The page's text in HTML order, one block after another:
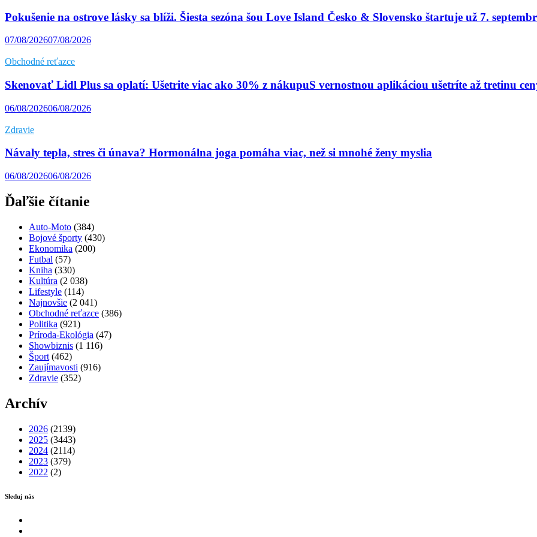
Pokušenie na ostrove lásky sa blíži. Šiesta sezóna šou Love Island Česko & Slovensko štartuje už 7.
07/08/202607/08/2026
Obchodné reťazce
Skenovať Lidl Plus sa oplatí: Ušetrite viac ako 30% z nákupuS vernostnou aplikáciou ušetríte až tretinu
06/08/202606/08/2026
Zdravie
Návaly tepla, stres či únava? Hormonálna joga pomáha viac, než si mnohé ženy myslia
06/08/202606/08/2026
Ďaľšie čítanie
Auto-Moto (384)
Bojové športy (430)
Ekonomika (200)
Futbal (57)
Kniha (330)
Kultúra (2 038)
Lifestyle (114)
Najnovšie (2 041)
Obchodné reťazce (386)
Politika (921)
Príroda-Ekológia (47)
Showbiznis (1 116)
Šport (462)
Zaujímavosti (916)
Zdravie (352)
Archív
2026 (2139)
2025 (3443)
2024 (2114)
2023 (379)
2022 (2)
Sleduj nás